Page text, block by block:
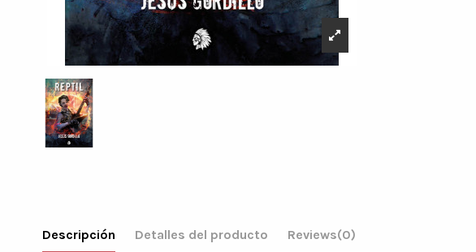
Descripción Detalles del producto Reviews(0)